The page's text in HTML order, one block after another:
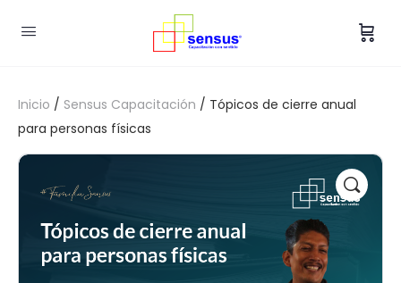
Inicio / Sensus Capacitación / Tópicos de cierre anual
para personas físicas